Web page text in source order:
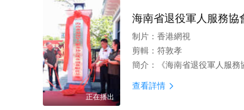
正在播出
海南省退役軍人服務協
制片： 香港網視
剪輯： 符敦孝
簡介：
《海南省退役軍人服務
查看詳情 